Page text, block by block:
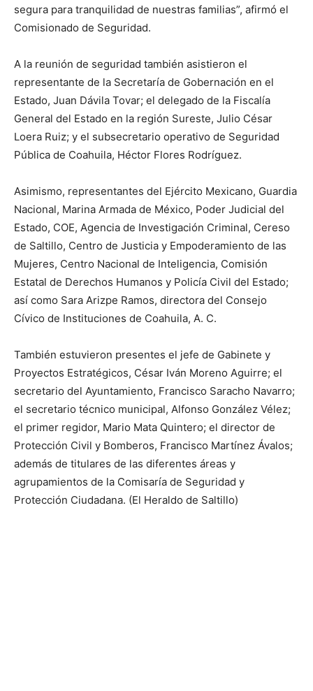
segura para tranquilidad de nuestras familias”, afirmó el
Comisionado de Seguridad.
A la reunión de seguridad también asistieron el
representante de la Secretaría de Gobernación en el
Estado, Juan Dávila Tovar; el delegado de la Fiscalía
General del Estado en la región Sureste, Julio César
Loera Ruiz; y el subsecretario operativo de Seguridad
Pública de Coahuila, Héctor Flores Rodríguez.
Asimismo, representantes del Ejército Mexicano, Guardia
Nacional, Marina Armada de México, Poder Judicial del
Estado, COE, Agencia de Investigación Criminal, Cereso
de Saltillo, Centro de Justicia y Empoderamiento de las
Mujeres, Centro Nacional de Inteligencia, Comisión
Estatal de Derechos Humanos y Policía Civil del Estado;
así como Sara Arizpe Ramos, directora del Consejo
Cívico de Instituciones de Coahuila, A. C.
También estuvieron presentes el jefe de Gabinete y
Proyectos Estratégicos, César Iván Moreno Aguirre; el
secretario del Ayuntamiento, Francisco Saracho Navarro;
el secretario técnico municipal, Alfonso González Vélez;
el primer regidor, Mario Mata Quintero; el director de
Protección Civil y Bomberos, Francisco Martínez Ávalos;
además de titulares de las diferentes áreas y
agrupamientos de la Comisaría de Seguridad y
Protección Ciudadana. (El Heraldo de Saltillo)